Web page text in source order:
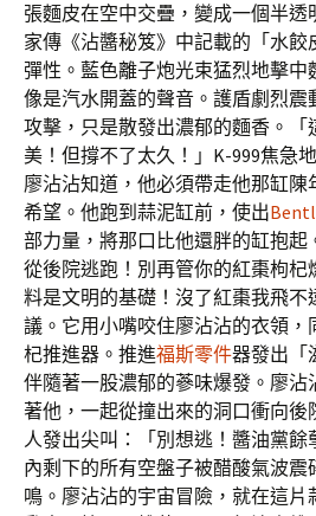
張麵皮在空中交疊，變成一個半透
家傳《沾醬秘笈》中記載的「水
彈性。藍色離子炮光束猛烈地擊中
像是汽水開蓋的聲音。護盾劇烈震
攻擊，只是散發出濃郁的麵香。「
美！但撐不了太久！」K-999焦急
廖沾沾知道，他必須帶走他那缸陳
希望。他跑到蒜泥缸前，使出
部力量，將那口比他還胖的缸抱起
從後院逃跑！別再管你的紅棗枸杞
料是文明的基礎！沒了紅棗我飛不
議。它用小嘴咬住廖沾沾的衣領，
杞推進器。推進福斯零件器發出「
伴隨著一股濃郁的蔘味爆發。廖沾
著他，一起從撞出來的洞口衝向後
人發出尖叫：「別想逃！醬油黨
內剩下的所有空盤子被醋酸氣波震
鳴。廖沾沾的宇宙冒險，就在這